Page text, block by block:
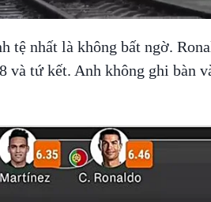
tệ nhất là không bất ngờ.
và tứ kết. Anh không ghi bàn